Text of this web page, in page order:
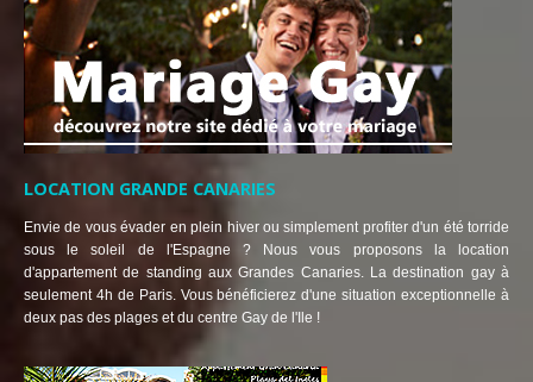
LOCATION GRANDE CANARIES
Envie de vous évader en plein hiver ou simplement profiter d'un été torride
sous le soleil de l'Espagne ? Nous vous proposons la location
d'appartement de standing aux Grandes Canaries. La destination gay à
seulement 4h de Paris. Vous bénéficierez d'une situation exceptionnelle à
deux pas des plages et du centre Gay de l'Ile !